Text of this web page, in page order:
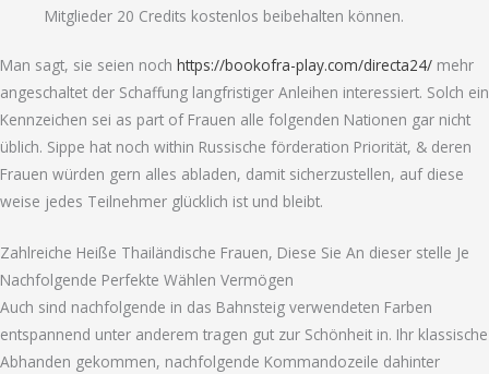
Mitglieder 20 Credits kostenlos beibehalten können.
Man sagt, sie seien noch https://bookofra-play.com/directa24/ mehr
angeschaltet der Schaffung langfristiger Anleihen interessiert. Solch ein
Kennzeichen sei as part of Frauen alle folgenden Nationen gar nicht
üblich. Sippe hat noch within Russische förderation Priorität, & deren
Frauen würden gern alles abladen, damit sicherzustellen, auf diese
weise jedes Teilnehmer glücklich ist und bleibt.
Zahlreiche Heiße Thailändische Frauen, Diese Sie An dieser stelle Je
Nachfolgende Perfekte Wählen Vermögen
Auch sind nachfolgende in das Bahnsteig verwendeten Farben
entspannend unter anderem tragen gut zur Schönheit in. Ihr klassische
Abhanden gekommen, nachfolgende Kommandozeile dahinter